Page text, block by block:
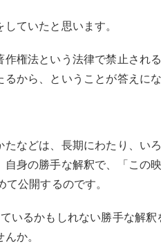
ていたと思います。
権法という法律で禁止され
から、ということが答えにな
などは、長期にわたり、い
身の勝手な解釈で、「この
公開するのです。
いるかもしれない勝手な解
か。